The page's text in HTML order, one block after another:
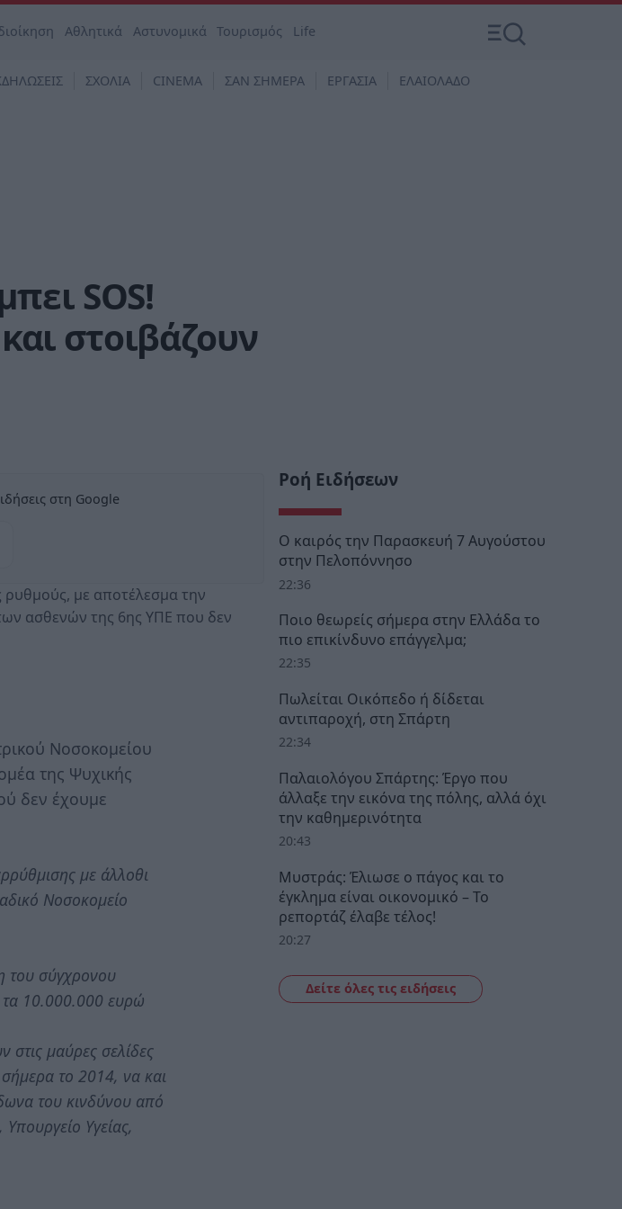
Αθλητικά Αστυνομικά Τουρισμός Life
ΣΧΟΛΙΑ CINEMA ΣΑΝ ΣΗΜΕΡΑ ΕΡΓΑΣΙΑ ΕΛΑΙΟΛΑΔΟ
SOS!
στοιβάζουν
στη Google
ρυθμούς, με αποτέλεσμα την
ασθενών της 6ης ΥΠΕ που δεν
Νοσοκομείου
της Ψυχικής
δεν έχουμε
με άλλοθι
Νοσοκομείο
του σύγχρονου
τα 10.000.000 ευρώ
μαύρες σελίδες
το 2014, να και
του κινδύνου από
Υγείας,
Ροή Ειδήσεων
Ο καιρός την Παρασκευή 7 Αυγούστου
στην Πελοπόννησο
22:36
Ποιο θεωρείς σήμερα στην Ελλάδα το
πιο επικίνδυνο επάγγελμα;
22:35
Πωλείται Οικόπεδο ή δίδεται
αντιπαροχή, στη Σπάρτη
22:34
Παλαιολόγου Σπάρτης: Έργο που
άλλαξε την εικόνα της πόλης, αλλά όχι
την καθημερινότητα
20:43
Μυστράς: Έλιωσε ο πάγος και το
έγκλημα είναι οικονομικό – Το
ρεπορτάζ έλαβε τέλος!
20:27
Δείτε όλες τις ειδήσεις